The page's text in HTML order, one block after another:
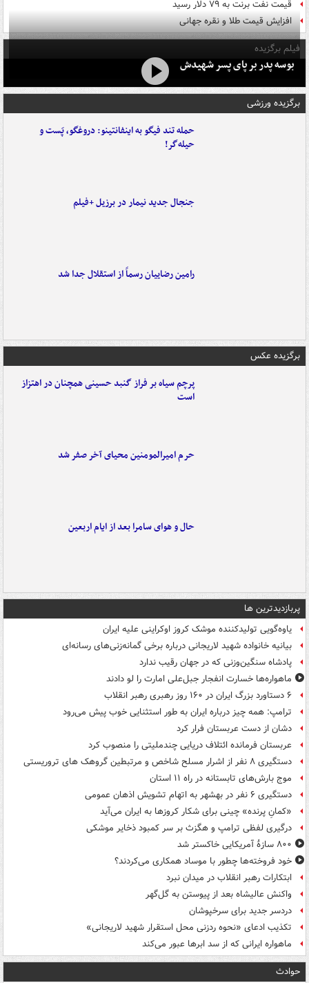
قیمت نفت برنت به ۷۹ دلار رسید
افزایش قیمت طلا و نقره جهانی
فیلم برگزیده
بوسه‌ پدر بر پای پسر شهیدش
برگزیده ورزشی
حمله تند فیگو به اینفانتینو: دروغگو، پَست‌ و
حیله‌گر!
جنجال جدید نیمار در برزیل +فیلم
رامین رضاییان رسماً از استقلال جدا شد
برگزیده عکس
پرچم سیاه بر فراز گنبد حسینی همچنان در اهتزاز
است
حرم امیرالمومنین محیای آخر صفر شد
حال و هوای سامرا بعد از ایام اربعین
پربازدیدترین ها
یاوه‌گویی تولیدکننده موشک کروز اوکراینی علیه ایران
بیانیه خانواده شهید لاریجانی درباره برخی گمانه‌زنی‌های رسانه‌ای
پادشاه سنگین‌وزنی که در جهان رقیب ندارد
ماهواره‌ها خسارت انفجار جبل‌علی امارت را لو دادند
۶ دستاورد بزرگ ایران در ۱۶۰ روز رهبری رهبر انقلاب
ترامپ: همه چیز درباره ایران به طور استثنایی خوب پیش می‌رود
دشان از دست عربستان فرار کرد
عربستان فرمانده ائتلاف دریایی چندملیتی را منصوب کرد
دستگیری ۸ نفر از اشرار مسلح شاخص و مرتبطین گروهک های تروریستی
موج بارش‌های تابستانه در راه ۱۱ استان
دستگیری ۶ نفر در بهشهر به اتهام تشویش اذهان عمومی
«کمانِ پرنده» چینی برای شکار کروزها به ایران می‌آید
درگیری لفظی ترامپ و هگزث بر سر کمبود ذخایر موشکی
۸۰۰ سازۀ آمریکایی خاکستر شد
خود فروخته‌ها چطور با موساد همکاری می‌کردند؟
ابتکارات رهبر انقلاب در میدان نبرد
واکنش عالیشاه بعد از پیوستن به گل‌گهر
دردسر جدید برای سرخپوشان
تکذیب ادعای «نحوه ردزنی محل استقرار شهید لاریجانی»
ماهواره ایرانی که از سد ابرها عبور می‌کند
حوادث